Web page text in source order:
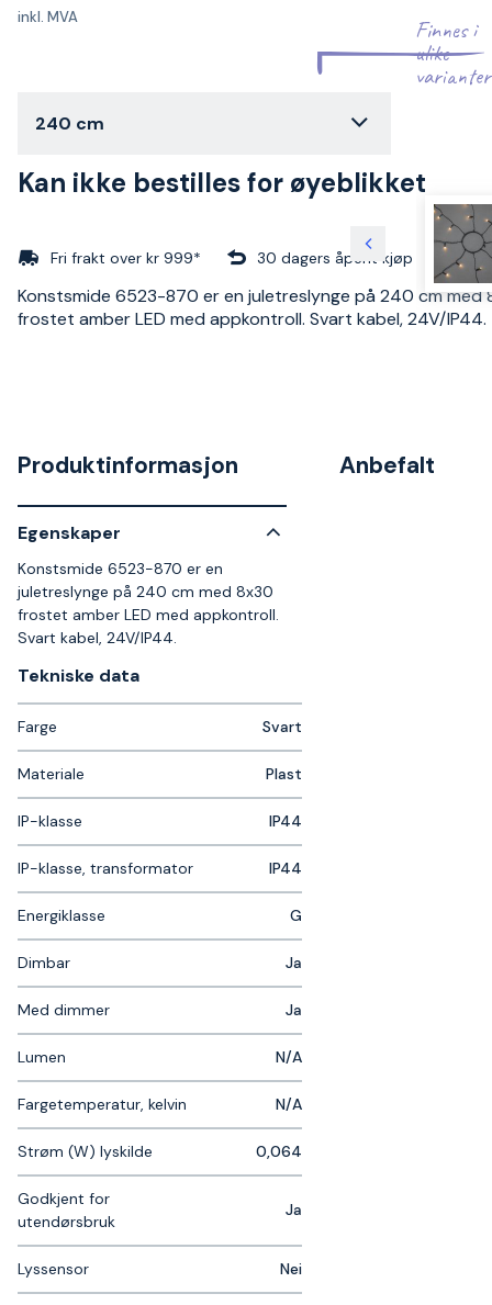
inkl. MVA
Finnes i
ulike
varianter
240 cm
Kan ikke bestilles for øyeblikket
Fri frakt over kr 999* 30 dagers åpent kjøp
Konstsmide 6523-870 er en juletreslynge på 240 cm med
frostet amber LED med appkontroll. Svart kabel, 24V/IP44.
Produktinformasjon
Egenskaper
Konstsmide 6523-870 er en
juletreslynge på 240 cm med 8x30
frostet amber LED med appkontroll.
Svart kabel, 24V/IP44.
Tekniske data​
Farge Svart
Materiale Plast
IP-klasse IP44
IP-klasse, transformator IP44
Energiklasse G
Dimbar Ja
Med dimmer Ja
Lumen N/A
Fargetemperatur, kelvin N/A
Strøm (W) lyskilde 0,064
Godkjent for
utendørsbruk
Ja
Lyssensor Nei
Anbefalt